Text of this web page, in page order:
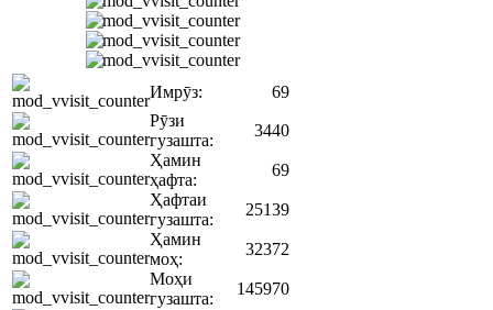
Имрӯз:
69
Рӯзи
гузашта:
3440
Ҳамин
ҳафта:
69
Ҳафтаи
гузашта:
25139
Ҳамин
моҳ:
32372
Моҳи
гузашта:
145970